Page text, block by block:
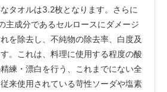
タオルは3.2枚となります。さらに
主成分であるセルロースにダメージ
を除去し、不純物の除去率、白度及
。これは、料理に使用する程度の酸
練・漂白を行う、これまでにない全
来使用されている苛性ソーダや塩素